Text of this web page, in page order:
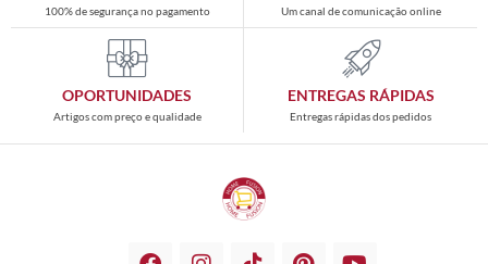
100% de segurança no pagamento Um canal de comunicação online
OPORTUNIDADES
Artigos com preço e qualidade
ENTREGAS RÁPIDAS
Entregas rápidas dos pedidos